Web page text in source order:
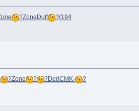
?ZoneDuff ?(194
?Zone ? ?DeriCMK- ?